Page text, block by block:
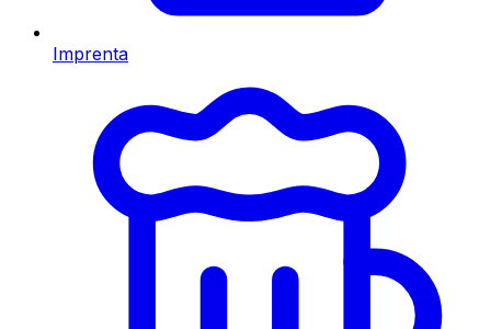
Imprenta